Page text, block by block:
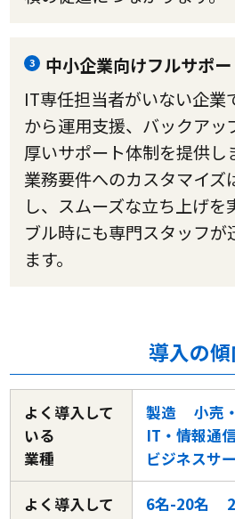
3
中小企業向けフルサポー
IT専任担当者がいない企業
から運用支援、バックアッ
厚いサポート体制を提供し
業務要件へのカスタマイズ
し、スムーズな立ち上げを
ブル時にも専門スタッフが
ます。
導入の傾
よく導入して
いる
業種
製造
小売
IT・情報通
ビジネスサ
よく導入して
6名-20名